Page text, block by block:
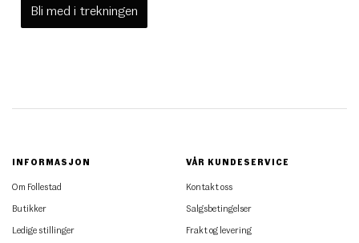
Bli med i trekningen
INFORMASJON
Om Follestad
Butikker
Ledige stillinger
VÅR KUNDESERVICE
Kontakt oss
Salgsbetingelser
Frakt og levering